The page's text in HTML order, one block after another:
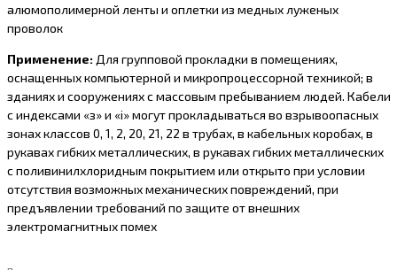
алюмополимерной ленты и оплетки из медных луженых
проволок
Применение:Для групповой прокладки в помещениях,
оснащенных компьютерной и микропроцессорной техникой; в
зданиях и сооружениях с массовым пребыванием людей. Кабели
с индексами «з» и «i» могут прокладываться во взрывоопасных
зонах классов 0, 1, 2, 20, 21, 22 в трубах, в кабельных коробах, в
рукавах гибких металлических, в рукавах гибких металлических
с поливинилхлоридным покрытием или открыто при условии
отсутствия возможных механических повреждений, при
предъявлении требований по защите от внешних
электромагнитных помех